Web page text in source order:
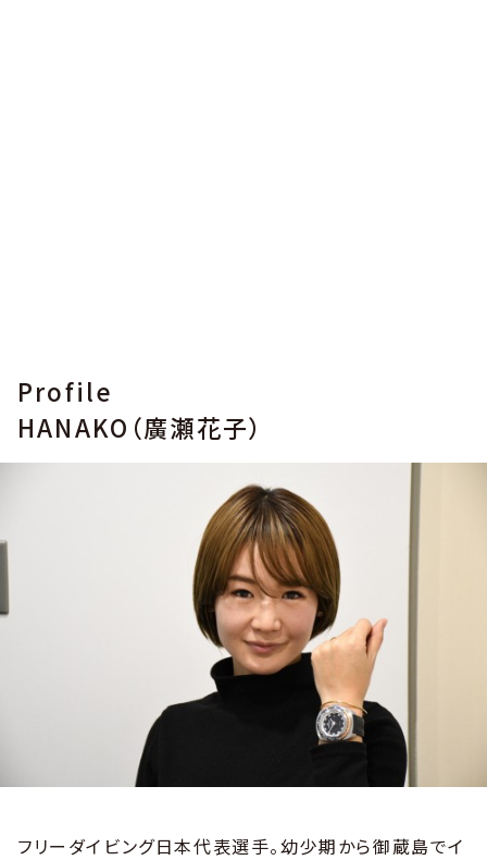
Profile
HANAKO（廣瀬花子）
フリーダイビング日本代表選手。幼少期から御蔵島でイ